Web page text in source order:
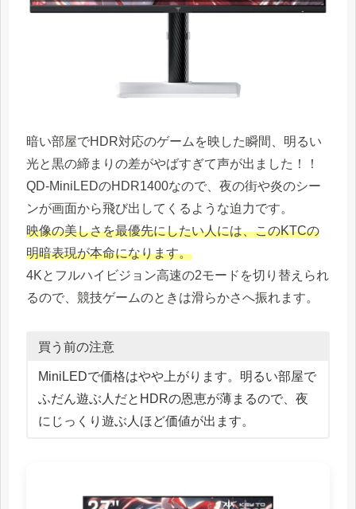
暗い部屋でHDR対応のゲームを映した瞬間、明るい
光と黒の締まりの差がやばすぎて声が出ました！！
QD-MiniLEDのHDR1400なので、夜の街や炎のシー
ンが画面から飛び出してくるような迫力です。
映像の美しさを最優先にしたい人には、このKTCの
明暗表現が本命になります。
4Kとフルハイビジョン高速の2モードを切り替えられ
るので、競技ゲームのときは滑らかさへ振れます。
買う前の注意
MiniLEDで価格はやや上がります。明るい部屋で
ふだん遊ぶ人だとHDRの恩恵が薄まるので、夜
にじっくり遊ぶ人ほど価値が出ます。